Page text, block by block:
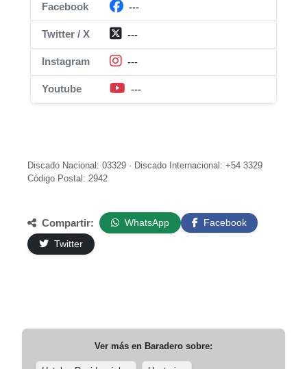
Facebook ---
Twitter / X ---
Instagram ---
Youtube ---
Discado Nacional: 03329 · Discado Internacional: +54 3329
Código Postal: 2942
Compartir: WhatsApp
Facebook
Twitter
Ver más en Baradero sobre: